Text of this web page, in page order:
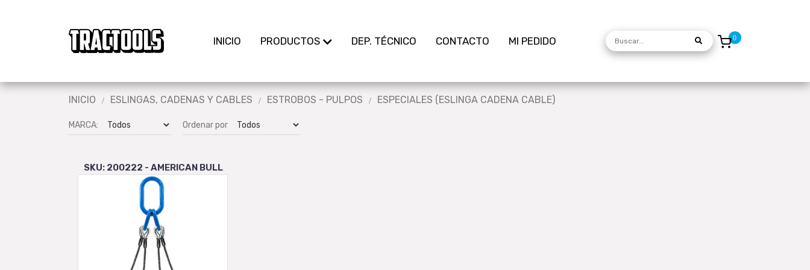
INICIO PRODUCTOS DEP. TÉCNICO CONTACTO MI PEDIDO
INICIO ESLINGAS, CADENAS Y CABLES ESTROBOS - PULPOS ESPECIALES (ESLINGA CADENA CABLE)
MARCA: Ordenar por
SKU: 200222 - AMERICAN BULL